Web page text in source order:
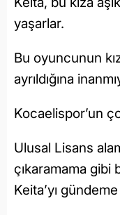
yaşarlar.
Bu oyuncunun
ayrıldığına
Kocaelispor’un
Ulusal Lisans
çıkaramama gibi
Keita’yı